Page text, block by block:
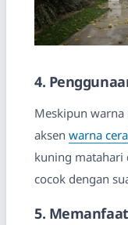
4.
Meskipun
aksen warna
kuning matahari
cocok dengan
5.